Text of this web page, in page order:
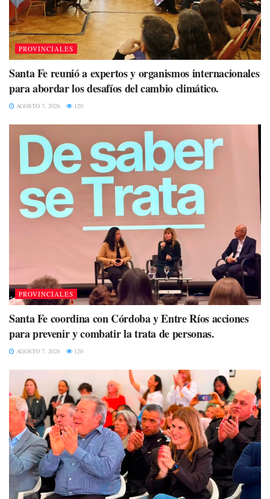
PROVINCIALES
Santa Fe reunió a expertos y organismos internacionales
para abordar los desafíos del cambio climático.
AGOSTO 7, 2026 120
PROVINCIALES
Santa Fe coordina con Córdoba y Entre Ríos acciones
para prevenir y combatir la trata de personas.
AGOSTO 7, 2026 120